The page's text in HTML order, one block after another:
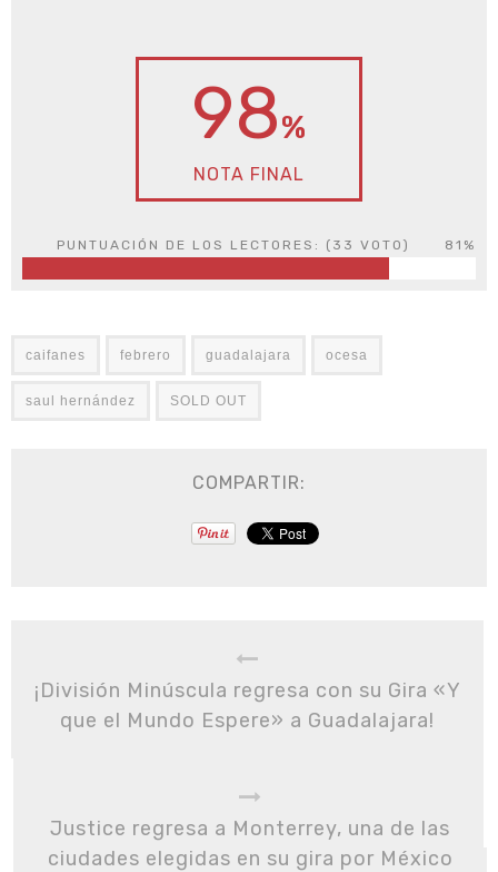
98%
NOTA FINAL
PUNTUACIÓN DE LOS LECTORES: ( 33 VOTO) 81%
caifanes febrero guadalajara ocesa
saul hernández SOLD OUT
COMPARTIR:
¡División Minúscula regresa con su Gira «Y
que el Mundo Espere» a Guadalajara!
Justice regresa a Monterrey, una de las
ciudades elegidas en su gira por México